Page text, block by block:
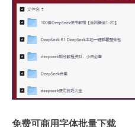
免费可商用字体批量下载